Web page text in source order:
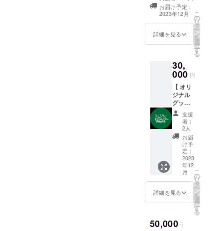
ンドス
テッ
カー 丸
形 8ｘ
8 ・手
手書きの感謝状
をお届けしま
す。 〈 内容 〉
・オリジナル
グッズ アクリ
ダー 5ｘ5 ・手
お届け予定：
2023年12月
詳細を見る
こ
の
リ
タ
ー
ン
を
選
択
す
る
30,
000 円
【 オリ
ジナル
グッズ
＆手書
きの感
謝状 】
オリジ
ナル
グッズ
と手書
きの感
謝状を
お届け
しま
す。 〈
ジナル
支援
者：
2人
お届
け予
定：
2023
年12
月
詳細を見る
こ
の
リ
タ
ー
ン
を
選
択
す
る
50,000円